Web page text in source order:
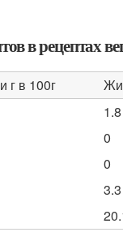
в рецептах
г в 100г
1.8
0
0
3.3